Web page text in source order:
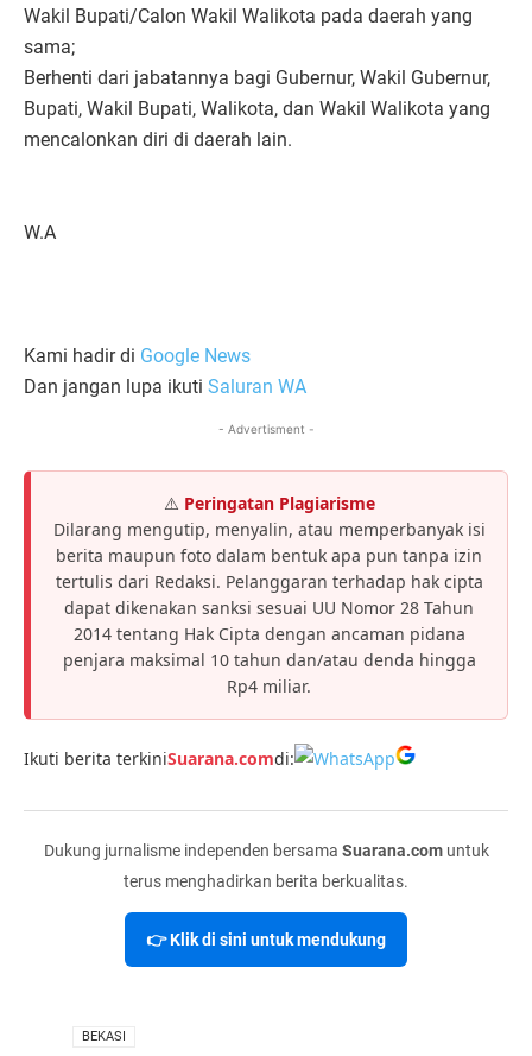
Wakil Bupati/Calon Wakil Walikota pada daerah yang
sama;
Berhenti dari jabatannya bagi Gubernur, Wakil Gubernur,
Bupati, Wakil Bupati, Walikota, dan Wakil Walikota yang
mencalonkan diri di daerah lain.
W.A
Kami hadir di Google News
Dan jangan lupa ikuti Saluran WA
- Advertisment -
⚠️ Peringatan Plagiarisme
Dilarang mengutip, menyalin, atau memperbanyak isi
berita maupun foto dalam bentuk apa pun tanpa izin
tertulis dari Redaksi. Pelanggaran terhadap hak cipta
dapat dikenakan sanksi sesuai UU Nomor 28 Tahun
2014 tentang Hak Cipta dengan ancaman pidana
penjara maksimal 10 tahun dan/atau denda hingga
Rp4 miliar.
Ikuti berita terkiniSuarana.comdi:
Dukung jurnalisme independen bersama Suarana.comuntuk
terus menghadirkan berita berkualitas.
👉 Klik di sini untuk mendukung
BEKASI